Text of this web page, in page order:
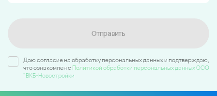
Отправить
Даю согласие на обработку персональных данных и подтверждаю,
что ознакомлен c Политикой обработки персональных данных ООО
"ВКБ-Новостройки